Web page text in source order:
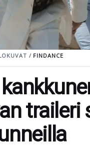
/ FINDANCE
traileri